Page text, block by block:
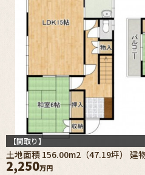
【間取り】
土地面積 156.00m2（47.19坪） 建
2,250万円